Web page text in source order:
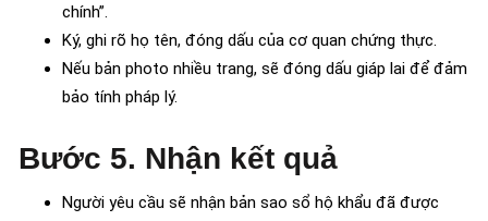
chính”.
Ký, ghi rõ họ tên, đóng dấu của cơ quan chứng thực.
Nếu bản photo nhiều trang, sẽ đóng dấu giáp lai để đảm
bảo tính pháp lý.
Bước 5. Nhận kết quả
Người yêu cầu sẽ nhận bản sao sổ hộ khẩu đã được